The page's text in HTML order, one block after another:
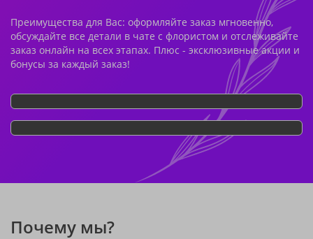
Преимущества для Вас: оформляйте заказ мгновенно,
обсуждайте все детали в чате с флористом и отслеживайте
заказ онлайн на всех этапах. Плюс - эксклюзивные акции и
бонусы за каждый заказ!
Почему мы?